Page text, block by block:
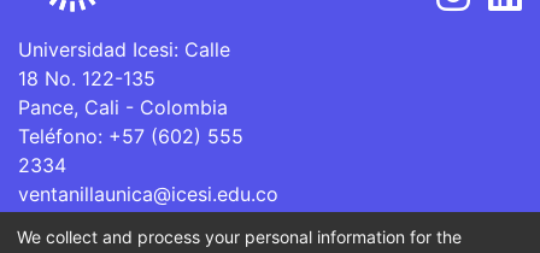
Universidad Icesi: Calle
18 No. 122-135
Pance, Cali - Colombia
Teléfono: +57 (602) 555
2334
ventanillaunica@icesi.edu.co
We collect and process your personal information for the